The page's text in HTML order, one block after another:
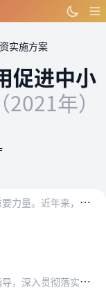
实施方案
促进中小
（2021年）
中
小微企业是稳增长、促就业、保民生的重要力量。近年来，金融供给侧结构性改革深入推进，社会信用体系不断完善，有效促进了中小微企业融资。但受银企信息不对称等因素制约…
以
习近平新时代中国特色社会主义思想为指导，深入贯彻落实党的十九大和十九届历次全会精神，按照党中央、国务院决策部署，充分发挥各类信用信息平台作用，在切实保障信息安…